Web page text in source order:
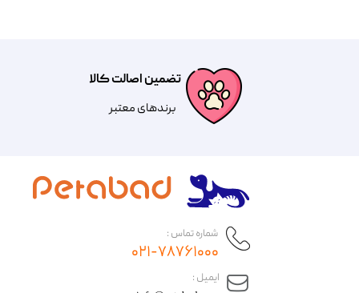
تضمین اصالت کالا
​​برندهای معتبر​​​​​​​
​ایمیل :
شماره تماس :
۰۲۱-۷۸۷۶۱۰۰۰